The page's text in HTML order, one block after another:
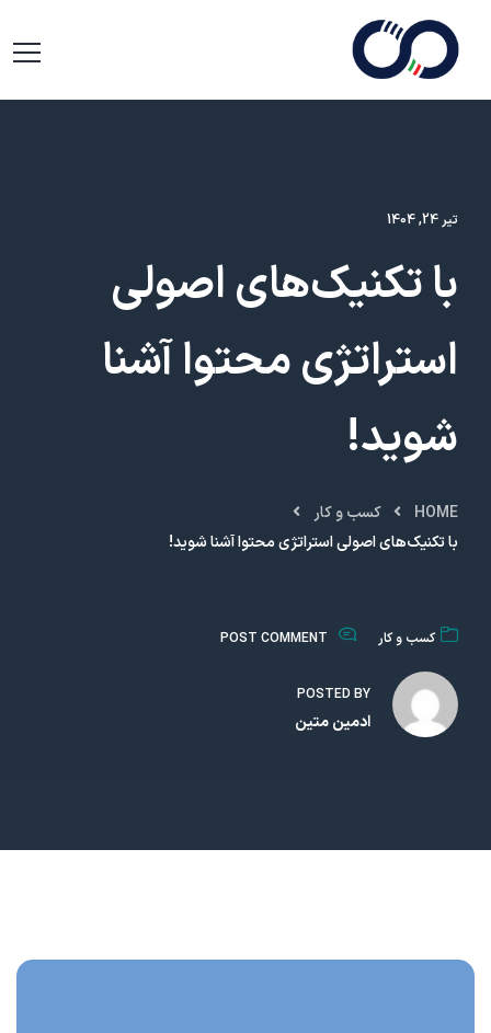
تیر 24, 1404
با تکنیک‌های اصولی
استراتژی محتوا آشنا
شوید!
HOME
کسب و کار
با تکنیک‌های اصولی استراتژی محتوا آشنا شوید!
کسب و کار POST COMMENT
POSTED BY
ادمین متین